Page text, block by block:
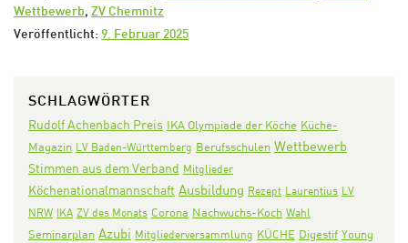
Wettbewerb, ZV Chemnitz
Veröffentlicht: 9. Februar 2025
SCHLAGWÖRTER
Rudolf Achenbach Preis IKA Olympiade der Köche Küche-
Magazin LV Baden-Württemberg Berufsschulen Wettbewerb
Stimmen aus dem Verband Mitglieder
Köchenationalmannschaft Ausbildung Rezept Laurentius LV
NRW IKA ZV des Monats Corona Nachwuchs-Koch Wahl
Seminarplan Azubi Mitgliederversammlung KÜCHE Digestif Young